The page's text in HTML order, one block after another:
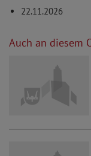
22.11.2026
Auch an diesem